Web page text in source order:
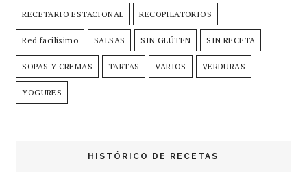
RECETARIO ESTACIONAL RECOPILATORIOS
Red facilísimo SALSAS SIN GLÚTEN SIN RECETA
SOPAS Y CREMAS TARTAS VARIOS VERDURAS
YOGURES
HISTÓRICO DE RECETAS